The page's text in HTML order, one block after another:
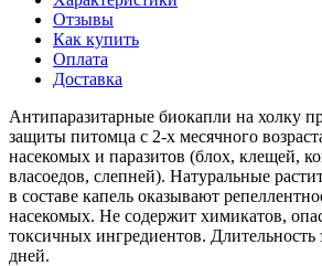
Отзывы
Как купить
Оплата
Доставка
Антипаразитарные биокапли на холку
защиты питомца с 2-х месячного
насекомых и паразитов (блох, клещей,
власоедов, слепней). Натуральные
в составе капель оказывают
насекомых. Не содержит химикатов,
токсичных ингредиентов. Длительность
дней.